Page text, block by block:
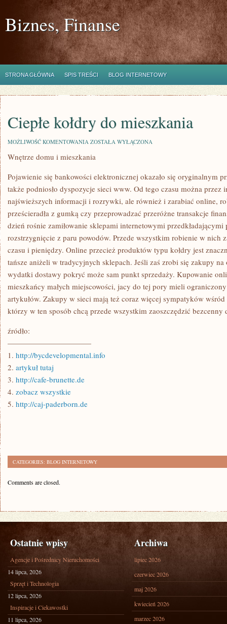
Biznes, Finanse
STRONA GŁÓWNA SPIS TREŚCI BLOG INTERNETOWY
Ciepłe kołdry do mieszkania
MOŻLIWOŚĆ KOMENTOWANIA CIEPŁE
DO
ZOSTAŁA WYŁĄCZONA
Wnętrze domu i mieszkania
Pojawienie się bankowości elektronicznej okazało się oryginalnym
także podniosło dyspozycje sieci www. Od tego czasu można
najświeższych informacji i rozrywki, ale również i zarabiać online,
prześcieradła z gumką czy przeprowadzać przeróżne transakcje
dzień rośnie zamiłowanie sklepami internetowymi przedkładającymi
rozstrzygnięcie z paru powodów. Przede wszystkim robienie w nich
czasu i pieniędzy. Online przecież produktów typu kołdry jest
tańsze aniżeli w tradycyjnych sklepach. Jeśli zaś zrobi się zakupy
wydatki dostawy pokryć może sam punkt sprzedaży. Kupowanie
mieszkańcy małych miejscowości, jacy do tej pory mieli
artykułów. Zakupy w sieci mają też coraz więcej sympatyków
którzy w ten sposób chcą przede wszystkim zaoszczędzić bezcenny
źródło:
———————————
1. http://bycdevelopmental.info
2. artykuł tutaj
3. http://cafe-brunette.de
4. zobacz wszystkie
5. http://caj-paderborn.de
CATEGORIES: BLOG INTERNETOWY
Comments are closed.
Ostatnie wpisy
Agencje i Pośrednicy Nieruchomości
14 lipca, 2026
Sprzęt i Technologia
12 lipca, 2026
Inspiracje i Ciekawostki
11 lipca, 2026
Archiwa
lipiec 2026
czerwiec 2026
maj 2026
kwiecień 2026
marzec 2026